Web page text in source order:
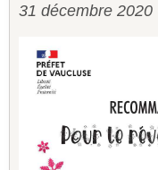
31 décembre 2020